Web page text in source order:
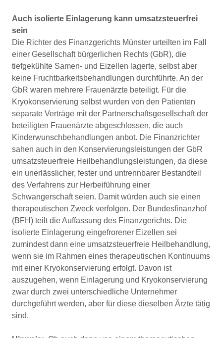
Auch isolierte Einlagerung kann umsatzsteuerfrei
sein
Die Richter des Finanzgerichts Münster urteilten im Fall
einer Gesellschaft bürgerlichen Rechts (GbR), die
tiefgekühlte Samen- und Eizellen lagerte, selbst aber
keine Fruchtbarkeitsbehandlungen durchführte. An der
GbR waren mehrere Frauenärzte beteiligt. Für die
Kryokonservierung selbst wurden von den Patienten
separate Verträge mit der Partnerschaftsgesellschaft der
beteiligten Frauenärzte abgeschlossen, die auch
Kinderwunschbehandlungen anbot. Die Finanzrichter
sahen auch in den Konservierungsleistungen der GbR
umsatzsteuerfreie Heilbehandlungsleistungen, da diese
ein unerlässlicher, fester und untrennbarer Bestandteil
des Verfahrens zur Herbeiführung einer
Schwangerschaft seien. Damit würden auch sie einen
therapeutischen Zweck verfolgen. Der Bundesfinanzhof
(BFH) teilt die Auffassung des Finanzgerichts. Die
isolierte Einlagerung eingefrorener Eizellen sei
zumindest dann eine umsatzsteuerfreie Heilbehandlung,
wenn sie im Rahmen eines therapeutischen Kontinuums
mit einer Kryokonservierung erfolgt. Davon ist
auszugehen, wenn Einlagerung und Kryokonservierung
zwar durch zwei unterschiedliche Unternehmer
durchgeführt werden, aber für diese dieselben Ärzte tätig
sind.